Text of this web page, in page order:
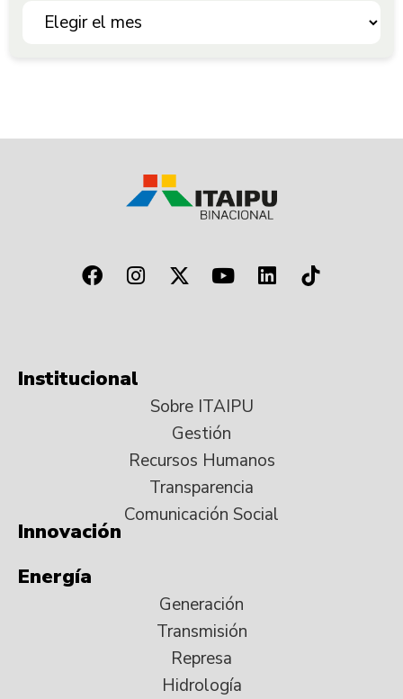
Institucional
Sobre ITAIPU
Gestión
Recursos Humanos
Transparencia
Comunicación Social
Innovación
Energía
Generación
Transmisión
Represa
Hidrología